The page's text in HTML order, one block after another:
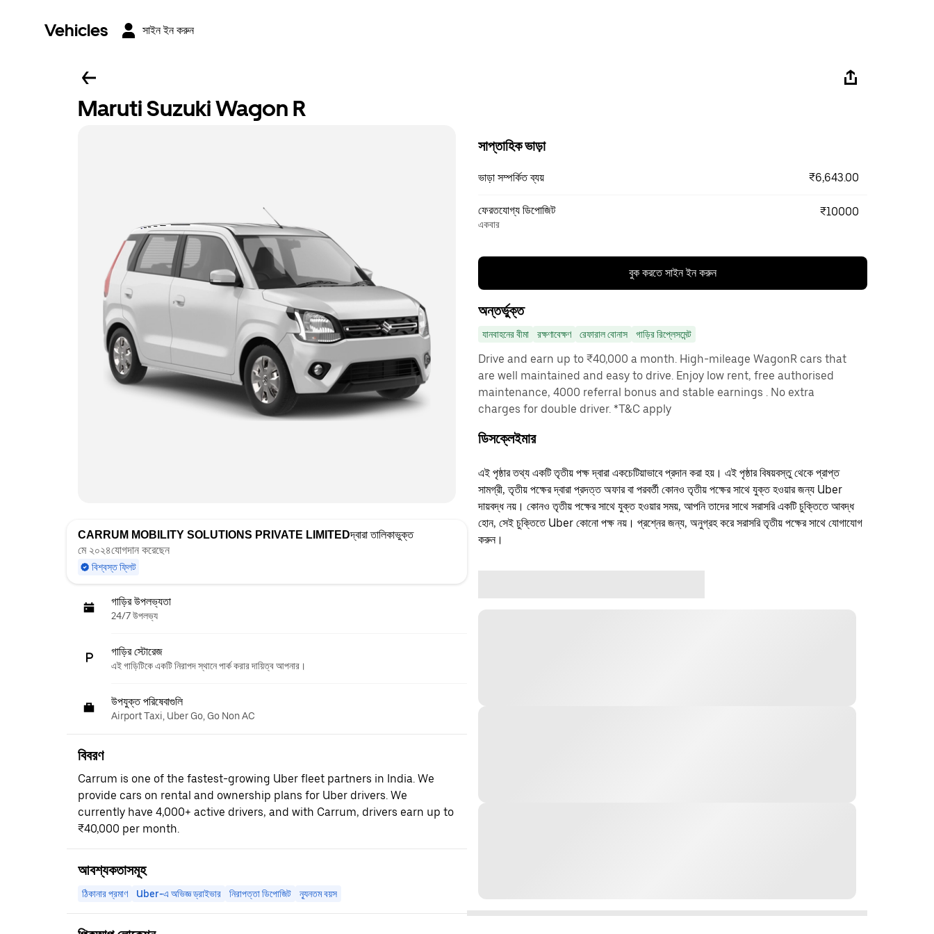
Vehicles সাইন ইন করুন
Maruti Suzuki Wagon R
CARRUM MOBILITY SOLUTIONS PRIVATE LIMITEDদ্বারা তালিকাভুক্ত
মে ২০২৪যোগদান করেছেন
বিশ্বস্ত ফ্লিট
গাড়ির উপলভ্যতা
24/7 উপলভ্য
গাড়ির স্টোরেজ
এই গাড়িটিকে একটি নিরাপদ স্থানে পার্ক করার দায়িত্ব আপনার।
উপযুক্ত পরিষেবাগুলি
Airport Taxi, Uber Go, Go Non AC
বিবরণ
Carrum is one of the fastest-growing Uber fleet partners in India. We
provide cars on rental and ownership plans for Uber drivers. We
currently have 4,000+ active drivers, and with Carrum, drivers earn up to
₹40,000 per month.
আবশ্যকতাসমূহ
ঠিকানার প্রমাণ Uber-এ অভিজ্ঞ ড্রাইভার নিরাপত্তা ডিপোজিট ন্যূনতম বয়স
সাপ্তাহিক ভাড়া
ভাড়া সম্পর্কিত ব্যয় ₹6,643.00
ফেরতযোগ্য ডিপোজিট
একবার
₹10000
বুক করতে সাইন ইন করুন
অন্তর্ভুক্ত
যানবাহনের বীমা রক্ষণাবেক্ষণ রেফারাল বোনাস গাড়ির রিপ্লেসমেন্ট
Drive and earn up to ₹40,000 a month. High-mileage WagonR cars that
are well maintained and easy to drive. Enjoy low rent, free authorised
maintenance, 4000 referral bonus and stable earnings . No extra
charges for double driver. *T&C apply
ডিসক্লেইমার
এই পৃষ্ঠার তথ্য একটি তৃতীয় পক্ষ দ্বারা একচেটিয়াভাবে প্রদান করা হয়। এই পৃষ্ঠার বিষয়বস্তু থেকে প্রাপ্ত
সামগ্রী, তৃতীয় পক্ষের দ্বারা প্রদত্ত অফার বা পরবর্তী কোনও তৃতীয় পক্ষের সাথে যুক্ত হওয়ার জন্য Uber
দায়বদ্ধ নয়। কোনও তৃতীয় পক্ষের সাথে যুক্ত হওয়ার সময়, আপনি তাদের সাথে সরাসরি একটি চুক্তিতে আবদ্ধ
হোন, সেই চুক্তিতে Uber কোনো পক্ষ নয়। প্রশ্নের জন্য, অনুগ্রহ করে সরাসরি তৃতীয় পক্ষের সাথে যোগাযোগ
করুন।